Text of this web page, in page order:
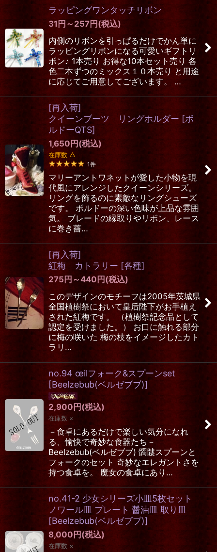
ラッピングワンタッチリボン
31円 ～257円(税込)
内側のリボンを引っぱるだけでかん単に
ラッピングリボンになる可愛いギフトリ
ボン♪ 1本売り お得な10本セット売り 各
色二本ずつのミックス１０本売り と用途
に応じてご用意してございます。 …
[再入荷]
クイーンブーツ リングホルダー [ボ
ルドーQTS]
1,650円(税込)
在庫数 △
1件
マリーアントワネットが愛した小物を現
代風にアレンジしたクイーンシリーズ。
リングを飾るのに素敵なリングシューズ
です。 ボルドーの深い色味が上品な雰囲
気。 ブレードの縁取りやリボン、レース
に巻き薔…
[再入荷]
紅梅 カトラリー [各種]
275円 ～440円(税込)
このデザインのモチーフは2005年茨城県
全国植樹祭において皇后陛下がお手植え
された紅梅です。 （植樹祭記念品として
認定を受けました。） お口に触れる部分
に梅の咲いた 梅の枝をイメージしたカト
ラリ…
no.94 œilフォーク&スプーンset
[Beelzebub(ベルゼブブ)]
2,900 円 (税込)
在庫数 ×
－食卓にあるだけで楽しい気分になれ
る、愉快で奇妙な食器たち－
Beelzebub(ベルゼブブ) 髑髏スプーンと
フォークのセット 奇妙なエレガントさを
持つ食卓を。 魔女の食卓にあり…
no.41-2 少女シリーズ小皿5枚セット
ノワール皿 プレート 醤油皿 取り皿
[Beelzebub(ベルゼブブ)]
8,000 円 (税込)
在庫数 ×